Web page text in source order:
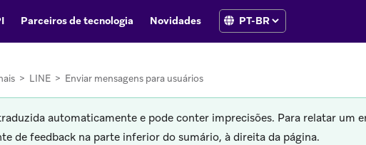
Parceiros de tecnologia Novidades
> LINE > Enviar mensagens para usuários
automaticamente e pode conter imprecisões. Para relatar um
de feedback na parte inferior do sumário, à direita da página.